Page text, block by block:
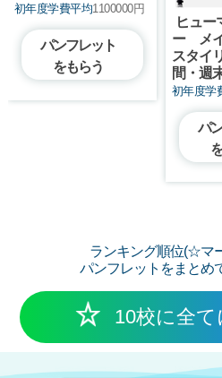
初年度学費平均1100000円
パンフレット
をもらう
ヒュー
ー メ
スタイ
間・週
初年度学
パ
ランキング順位(☆マ
パンフレットをまとめ
10校に全